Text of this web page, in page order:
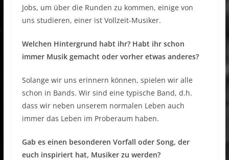
Jobs, um über die Runden zu kommen, einige von
uns studieren, einer ist Vollzeit-Musiker.
Welchen Hintergrund habt ihr? Habt ihr schon
immer Musik gemacht oder vorher etwas anderes?
Solange wir uns erinnern können, spielen wir alle
schon in Bands. Wir sind eine typische Band, d.h.
dass wir neben unserem normalen Leben auch
immer das Leben im Proberaum haben.
Gab es einen besonderen Vorfall oder Song, der
euch inspiriert hat, Musiker zu werden?